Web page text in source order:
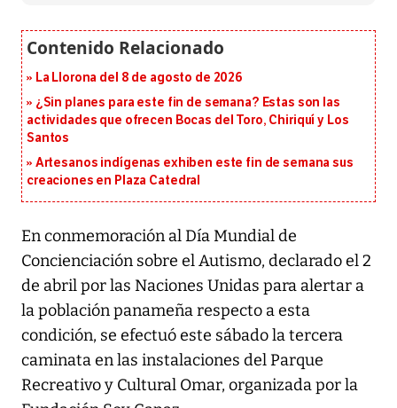
La Llorona del 8 de agosto de 2026
¿Sin planes para este fin de semana? Estas son las
actividades que ofrecen Bocas del Toro, Chiriquí y Los
Santos
Artesanos indígenas exhiben este fin de semana sus
creaciones en Plaza Catedral
En conmemoración al Día Mundial de
Concienciación sobre el Autismo, declarado el 2
de abril por las Naciones Unidas para alertar a
la población panameña respecto a esta
condición, se efectuó este sábado la tercera
caminata en las instalaciones del Parque
Recreativo y Cultural Omar, organizada por la